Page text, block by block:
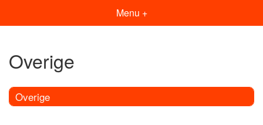
Menu +
Overige
Overige